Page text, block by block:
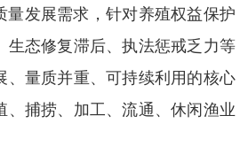
量发展需求，针对养殖权益保护
生态修复滞后、执法惩戒乏力等
、量质并重、可持续利用的核心
、捕捞、加工、流通、休闲渔业